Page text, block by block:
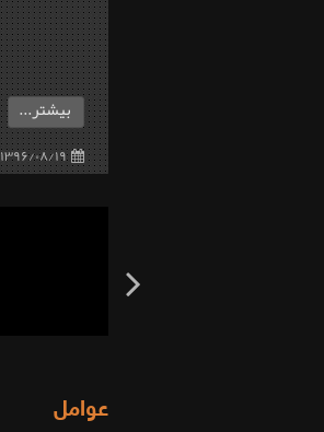
۱۳۹۶/۰۸/۱۹
بیشتر...
عوامل